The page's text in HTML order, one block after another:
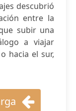
descubrió
entre la
subir una
a viajar
hacia el sur,